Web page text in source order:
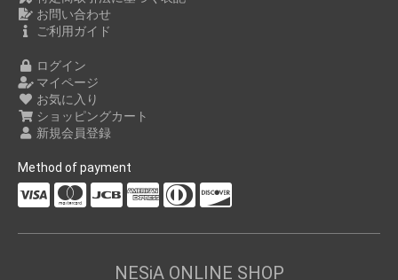
お問い合わせ
ご利用ガイド
ログイン
マイページ
お気に入り
ショッピングカート
新規会員登録
Method of payment
NESiA ONLINE SHOP